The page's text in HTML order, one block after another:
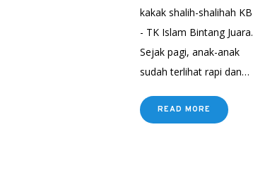
kakak shalih-shalihah KB
- TK Islam Bintang Juara.
Sejak pagi, anak-anak
sudah terlihat rapi dan…
READ MORE